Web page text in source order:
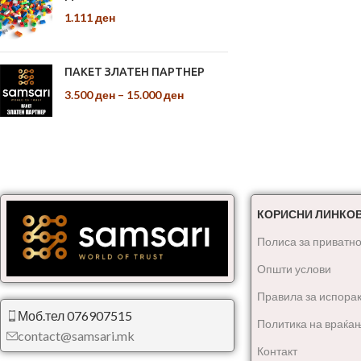
1.111ден
ПАКЕТ ЗЛАТЕН ПАРТНЕР
3.500ден – 15.000ден
Моб.тел 076907515
contact@samsari.mk
КОРИСНИ
Полиса за
Општи услови
Правила за
Политика на
Контакт